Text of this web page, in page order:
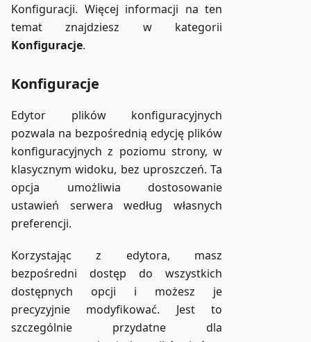
Konfiguracji. Więcej informacji na ten
temat znajdziesz w kategorii
Konfiguracje.
Konfiguracje
Edytor plików konfiguracyjnych
pozwala na bezpośrednią edycję plików
konfiguracyjnych z poziomu strony, w
klasycznym widoku, bez uproszczeń. Ta
opcja umożliwia dostosowanie
ustawień serwera według własnych
preferencji.
Korzystając z edytora, masz
bezpośredni dostęp do wszystkich
dostępnych opcji i możesz je
precyzyjnie modyfikować. Jest to
szczególnie przydatne dla